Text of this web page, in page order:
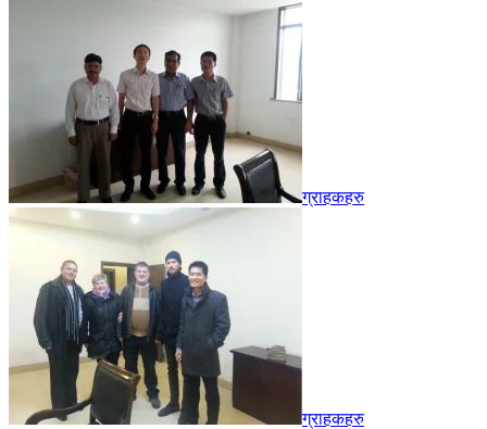
ग्राहकहरु
ग्राहकहरु